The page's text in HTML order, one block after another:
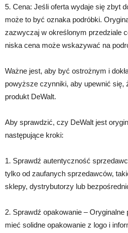
5. Cena: Jeśli oferta wydaje się zbyt
może to być oznaka podróbki.
zazwyczaj w określonym przedziale
niska cena może wskazywać na
Ważne jest, aby być ostrożnym i
powyższe czynniki, aby upewnić się,
produkt DeWalt.
Aby sprawdzić, czy DeWalt jest
następujące kroki:
1. Sprawdź autentyczność
tylko od zaufanych sprzedawców,
sklepy, dystrybutorzy lub
2. Sprawdź opakowanie – Oryginalne
mieć solidne opakowanie z logo i